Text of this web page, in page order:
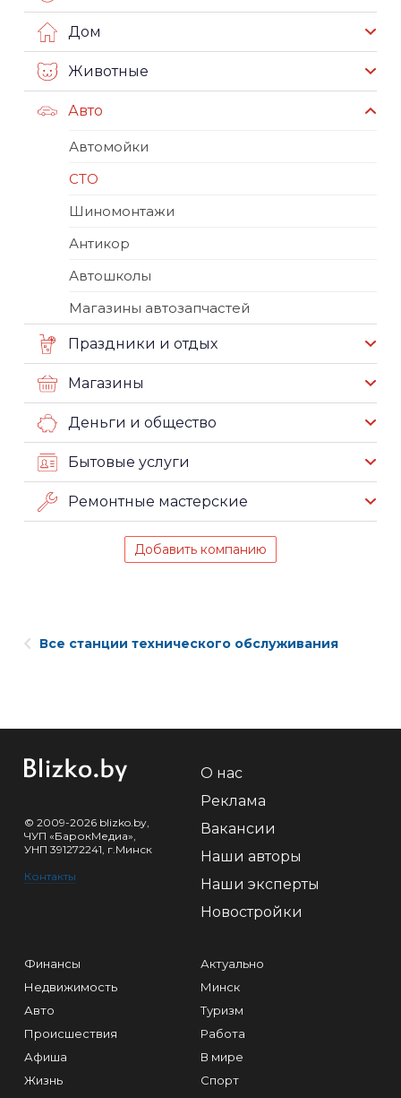
Дом
Животные
Авто
Автомойки
СТО
Шиномонтажи
Антикор
Автошколы
Магазины автозапчастей
Праздники и отдых
Магазины
Деньги и общество
Бытовые услуги
Ремонтные мастерские
Добавить компанию
Все станции технического обслуживания
© 2009-2026 blizko.by,
ЧУП «БарокМедиа»,
УНП 391272241, г.Минск
Контакты
О нас
Реклама
Вакансии
Наши авторы
Наши эксперты
Новостройки
Финансы
Недвижимость
Авто
Происшествия
Афиша
Жизнь
Актуально
Минск
Туризм
Работа
В мире
Спорт